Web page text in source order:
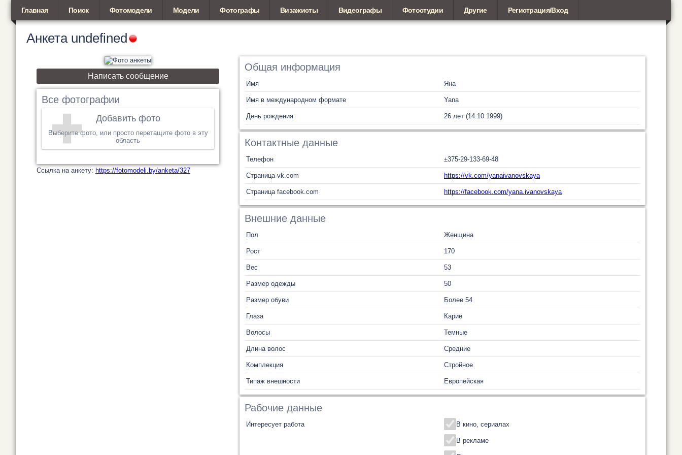
Главная Поиск Фотомодели Модели Фотографы Визажисты Видеографы Фотостудии Другие Регистрация/Вход
Анкета undefined
Написать сообщение
Все фотографии
Добавить фото
Выберите фото, или просто перетащите фото в эту
область
Cсылка на анкету: https://fotomodeli.by/anketa/327
Общая информация
Имя Яна
Имя в международном формате Yana
День рождения 26 лет (14.10.1999)
Контактные данные
Телефон ±375-29-133-69-48
Страница vk.com https://vk.com/yanaivanovskaya
Страница facebook.com https://facebook.com/yana.ivanovskaya
Внешние данные
Пол Женщина
Рост 170
Вес 53
Размер одежды 50
Размер обуви Более 54
Глаза Карие
Волосы Темные
Длина волос Средние
Комплекция Стройное
Типаж внешности Европейская
Рабочие данные
Интересует работа В кино, сериалах
В рекламе